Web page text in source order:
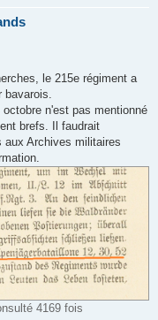
le 215e régiment a
n'est pas mentionné
brefs. Il faudrait
aux Archives militaires
4169 fois